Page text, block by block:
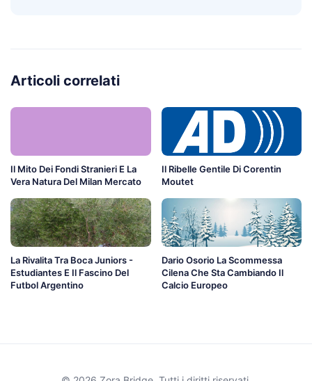
Articoli correlati
Il Mito Dei Fondi Stranieri E La
Vera Natura Del Milan Mercato
Il Ribelle Gentile Di Corentin
Moutet
La Rivalita Tra Boca Juniors -
Estudiantes E Il Fascino Del
Futbol Argentino
Dario Osorio La Scommessa
Cilena Che Sta Cambiando Il
Calcio Europeo